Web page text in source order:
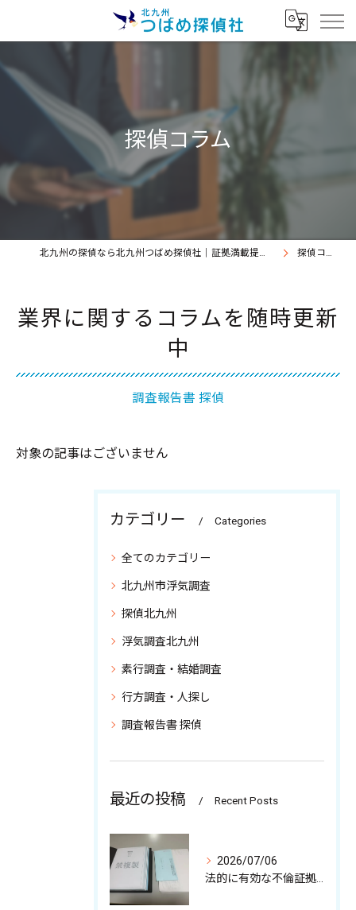
探偵コラム
北九州の探偵なら北九州つばめ探偵社｜証拠満載提出継続中 探偵コラム
業界に関するコラムを随時更新
中
調査報告書 探偵
対象の記事はございません
カテゴリー Categories
全てのカテゴリー
北九州市浮気調査
探偵北九州
浮気調査北九州
素行調査・結婚調査
行方調査・人探し
調査報告書 探偵
最近の投稿 Recent Posts
2026/07/06